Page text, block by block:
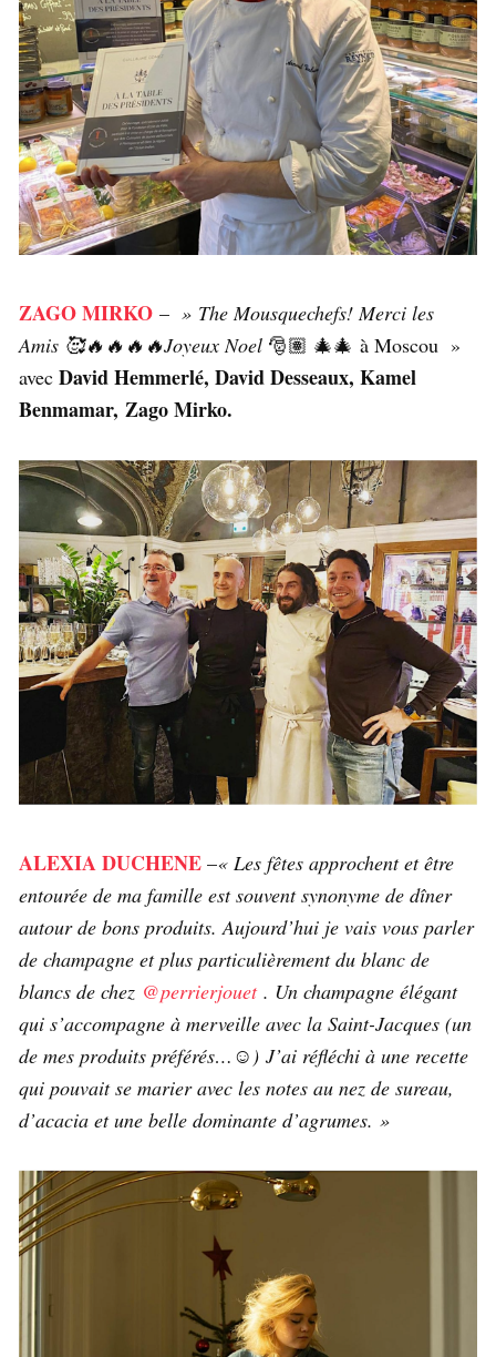
ZAGO MIRKO – » The Mousquechefs! Merci les
Amis 🥰🔥🔥🔥🔥Joyeux Noel 🎅🏽 🎄🎄 à Moscou »
avec David Hemmerlé, David Desseaux, Kamel
Benmamar, Zago Mirko.
ALEXIA DUCHENE –« Les fêtes approchent et être
entourée de ma famille est souvent synonyme de dîner
autour de bons produits. Aujourd’hui je vais vous parler
de champagne et plus particulièrement du blanc de
blancs de chez @perrierjouet. Un champagne élégant
qui s’accompagne à merveille avec la Saint-Jacques (un
de mes produits préférés…☺️) J’ai réfléchi à une recette
qui pouvait se marier avec les notes au nez de sureau,
d’acacia et une belle dominante d’agrumes. »